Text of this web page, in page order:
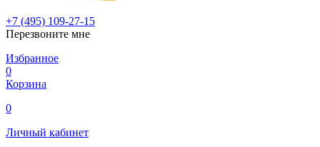
+7 (495) 109-27-15
Перезвоните мне
Избранное
0
Корзина
0
Личный кабинет